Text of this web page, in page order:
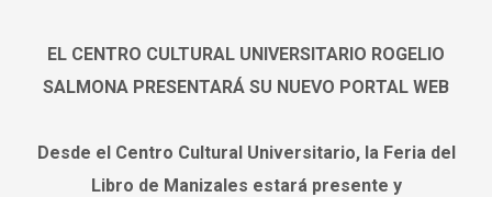
EL CENTRO CULTURAL UNIVERSITARIO ROGELIO
SALMONA PRESENTARÁ SU NUEVO PORTAL WEB
Desde el Centro Cultural Universitario, la Feria del
Libro de Manizales estará presente y